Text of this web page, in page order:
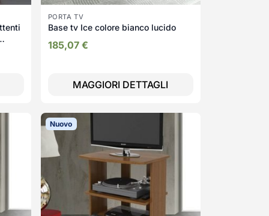
PORTA TV
Base tv Ice colore bianco lucido
185,07 €
MAGGIORI DETTAGLI
Nuovo